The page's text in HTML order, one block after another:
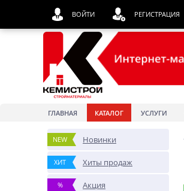
ГЛАВНАЯ КАТАЛОГ УСЛУГИ
NEW Новинки
ХИТ Хиты продаж
% Акция
ВОЙТИ РЕГИСТРАЦИЯ